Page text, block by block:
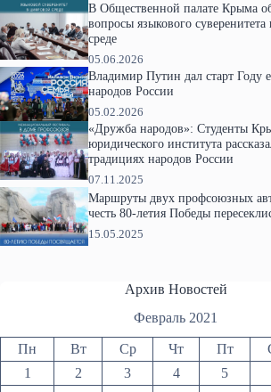
В Общественной палате Крыма
вопросы языкового
среде
05.06.2026
Владимир Путин дал старт Году
народов России
05.02.2026
«Дружба народов»: Студенты
юридического института
традициях народов России
07.11.2025
Маршруты двух профсоюзных
честь 80-летия Победы
15.05.2025
Архив Новостей
Февраль 2021
Пн Вт Ср Чт Пт
1
2 3 4 5